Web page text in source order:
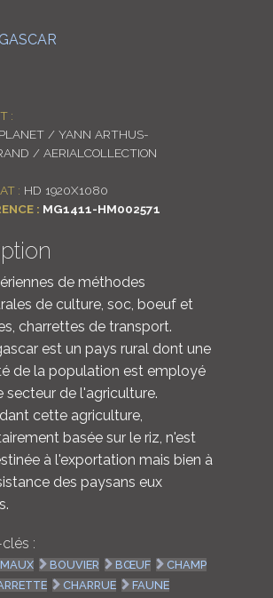
:
/ YANN ARTHUS-
/ AERIALCOLLECTION
: HD 1920X1080
: MG1411-HM002571
de méthodes
de culture, soc, boeuf et
charrettes de transport.
est un pays rural dont une
de la population est employé
secteur de l'agriculture.
cette agriculture,
basée sur le riz, n'est
à l'exportation mais bien à
des paysans eux
:
BOUVIER BŒUF
CHAMP
CHARRUE
FAUNE